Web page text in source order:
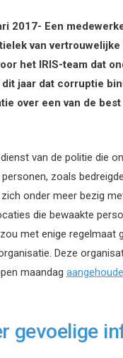
2017- Een
van
het IRIS-team dat
jaar dat corruptie
over een van de
van de politie die
zoals
onder meer bezig
die bewaakte
met enige regelmaat
Deze
maandag
gevoelige